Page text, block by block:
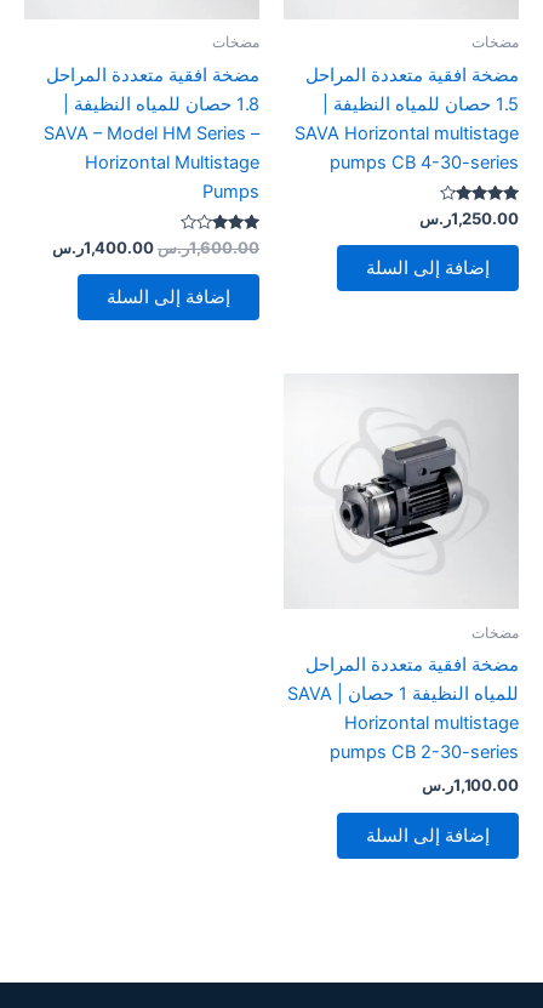
مضخات
مضخة افقية متعددة المراحل
1.5 حصان للمياه النظيفة |
SAVA Horizontal multistage
pumps CB 4-30-series
تم التقييم
4.00
من 5
1,250.00ر.س
إضافة إلى السلة
مضخات
مضخة افقية متعددة المراحل
1.8 حصان للمياه النظيفة |
SAVA – Model HM Series –
Horizontal Multistage
Pumps
تم
التقييم
3.00
1,600.00ر.س1,400.00ر.س
إضافة إلى السلة
مضخات
مضخة افقية متعددة المراحل
للمياه النظيفة 1 حصان | SAVA
Horizontal multistage
pumps CB 2-30-series
1,100.00ر.س
إضافة إلى السلة